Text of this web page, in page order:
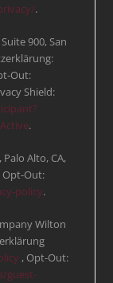
.
900, San
Out:
Shield:
.
Alto, CA,
Opt-Out:
policy.
Wilton
, Opt-Out:
guest-